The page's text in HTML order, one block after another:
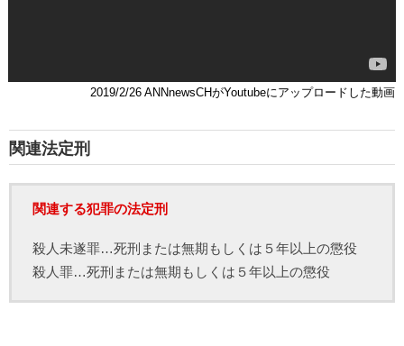
2019/2/26 ANNnewsCHがYoutubeにアップロードした動画
関連法定刑
関連する犯罪の法定刑
殺人未遂罪…死刑または無期もしくは５年以上の懲役
殺人罪…死刑または無期もしくは５年以上の懲役